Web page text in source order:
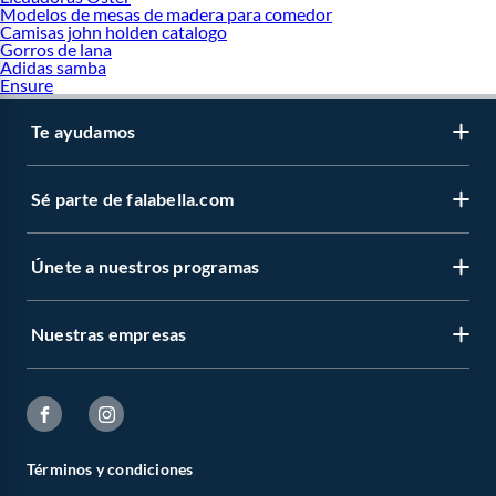
Modelos de mesas de madera para comedor
Camisas john holden catalogo
Gorros de lana
Adidas samba
Ensure
Te ayudamos
Sé parte de falabella.com
Únete a nuestros programas
Nuestras empresas
Términos y condiciones